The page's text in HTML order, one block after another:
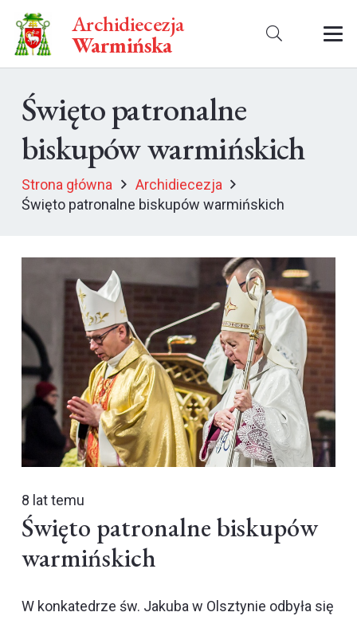
Archidiecezja
Warmińska
Święto patronalne
biskupów warmińskich
Strona główna
Archidiecezja
Święto patronalne biskupów warmińskich
8 lat temu
Święto patronalne biskupów
warmińskich
W konkatedrze św. Jakuba w Olsztynie odbyła się